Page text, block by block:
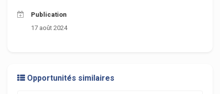
Publication
17 août 2024
Opportunités similaires